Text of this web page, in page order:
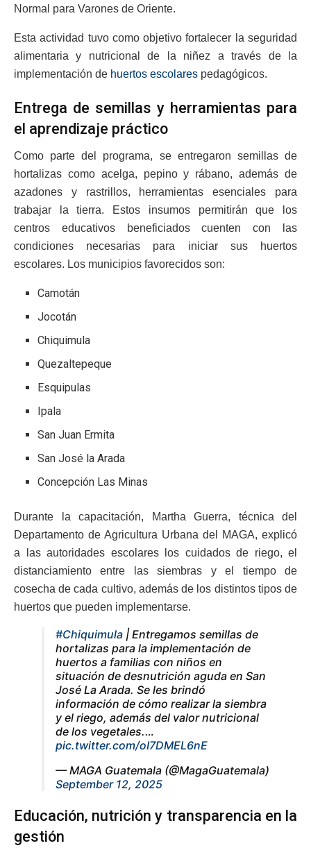
Normal para Varones de Oriente.
Esta actividad tuvo como objetivo fortalecer la seguridad
alimentaria y nutricional de la niñez a través de la
implementación de huertos escolares pedagógicos.
Entrega de semillas y herramientas para
el aprendizaje práctico
Como parte del programa, se entregaron semillas de
hortalizas como acelga, pepino y rábano, además de
azadones y rastrillos, herramientas esenciales para
trabajar la tierra. Estos insumos permitirán que los
centros educativos beneficiados cuenten con las
condiciones necesarias para iniciar sus huertos
escolares. Los municipios favorecidos son:
Camotán
Jocotán
Chiquimula
Quezaltepeque
Esquipulas
Ipala
San Juan Ermita
San José la Arada
Concepción Las Minas
Durante la capacitación, Martha Guerra, técnica del
Departamento de Agricultura Urbana del MAGA, explicó
a las autoridades escolares los cuidados de riego, el
distanciamiento entre las siembras y el tiempo de
cosecha de cada cultivo, además de los distintos tipos de
huertos que pueden implementarse.
#Chiquimula | Entregamos semillas de
hortalizas para la implementación de
huertos a familias con niños en
situación de desnutrición aguda en San
José La Arada. Se les brindó
información de cómo realizar la siembra
y el riego, además del valor nutricional
de los vegetales.…
pic.twitter.com/oI7DMEL6nE
— MAGA Guatemala (@MagaGuatemala)
September 12, 2025
Educación, nutrición y transparencia en la
gestión